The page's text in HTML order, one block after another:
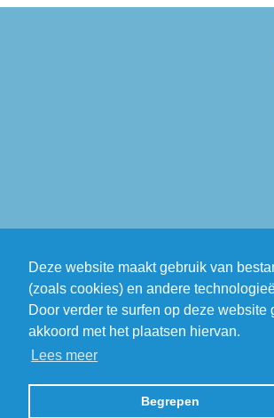
Deze website maakt gebruik van
(zoals cookies) en andere
Door verder te surfen op deze website
akkoord met het plaatsen hiervan.
Lees meer
Begrepen